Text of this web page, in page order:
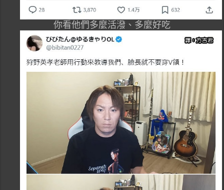
你看他們多麼活潑、多麼好吃